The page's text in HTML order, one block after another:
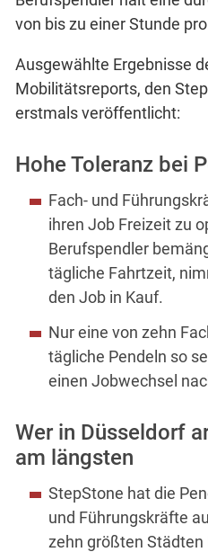
von bis zu einer Stunde
Ausgewählte Ergebnisse
Mobilitätsreports, den
erstmals veröffentlicht:
Hohe Toleranz bei
Fach- und
ihren Job Freizeit zu
Berufspendler
tägliche Fahrtzeit,
den Job in Kauf.
Nur eine von zehn
tägliche Pendeln so
einen Jobwechsel
Wer in Düsseldorf
am längsten
StepStone hat die
und Führungskräfte
zehn größten